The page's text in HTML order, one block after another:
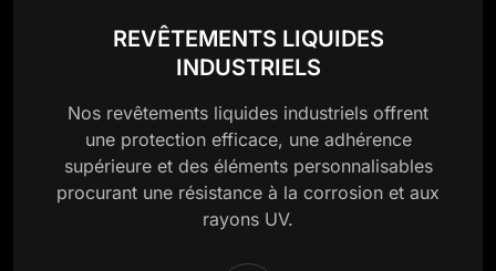
REVÊTEMENTS LIQUIDES
INDUSTRIELS
Nos revêtements liquides industriels offrent
une protection efficace, une adhérence
supérieure et des éléments personnalisables
procurant une résistance à la corrosion et aux
rayons UV.